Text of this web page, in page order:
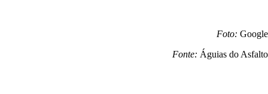
Foto: Google
Fonte: Águias do Asfalto